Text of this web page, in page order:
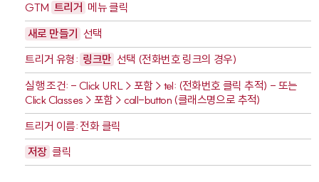
GTM 트리거 메뉴 클릭
새로 만들기 선택
트리거 유형: 링크만 선택 (전화번호 링크의 경우)
실행 조건: - Click URL > 포함 > tel: (전화번호 클릭 추적) - 또는
Click Classes > 포함 > call-button (클래스명으로 추적)
트리거 이름: 전화 클릭
저장 클릭